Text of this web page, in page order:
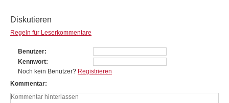
Diskutieren
Regeln für Leserkommentare
Benutzer
Kennwort
Noch kein Benutzer? Registrieren
Kommentar